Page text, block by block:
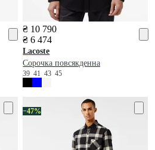
₴ 10 790
₴ 6 474
Lacoste
Сорочка повсякденна
39414345
−47%